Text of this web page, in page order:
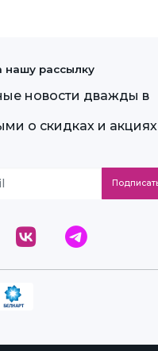
нашу рассылку
новости дважды в
о скидках и акциях